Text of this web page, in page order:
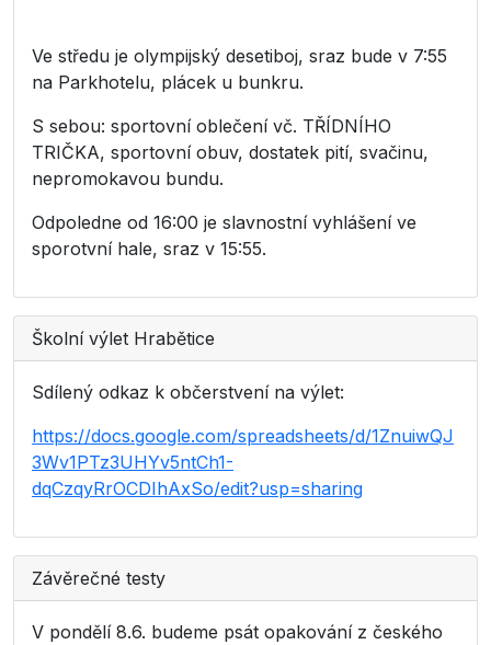
Ve středu je olympijský desetiboj, sraz bude v 7:55
na Parkhotelu, plácek u bunkru.
S sebou: sportovní oblečení vč. TŘÍDNÍHO
TRIČKA, sportovní obuv, dostatek pití, svačinu,
nepromokavou bundu.
Odpoledne od 16:00 je slavnostní vyhlášení ve
sporotvní hale, sraz v 15:55.
Školní výlet Hrabětice
Sdílený odkaz k občerstvení na výlet:
https://docs.google.com/spreadsheets/d/1ZnuiwQJ
3Wv1PTz3UHYv5ntCh1-
dqCzqyRrOCDIhAxSo/edit?usp=sharing
Závěrečné testy
V pondělí 8.6. budeme psát opakování z českého